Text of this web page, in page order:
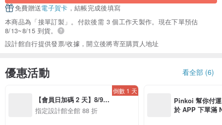
免費贈送電子賀卡 ，結帳完成後填寫
本商品為「接單訂製」。付款後需 3 個工作天製作。現在下單預估
8/13~8/15 到貨。
設計館自行提供發票/收據，開立後將寄至購買人地址
優惠活動 看全部 (6)
【會員日加碼 2 天】8/9-
8/10 精選設計限定 88 折
指定設計館全館 88 折
倒數 1 天
Pinkoi 幫你付
於 APP 下單滿